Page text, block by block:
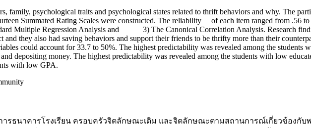
family, psychological traits and psychological states related to thrift behaviors and why. The
Summated Rating Scales were constructed. The reliability of each item ranged from .56 to
Multiple Regression Analysis and 3) The Canonical Correlation Analysis. Research
they also had saving behaviors and support their friends to be thrifty more than their
could account for 33.7 to 50%. The highest predictability was revealed among the students
depositing money. The highest predictability was revealed among the students with low
with low GPA.
ารธนาคารโรงเรียน ครอบครัวจิตลักษณะเดิม และจิตลักษณะตามสถานการณ์เกี่ยวข้องกับ